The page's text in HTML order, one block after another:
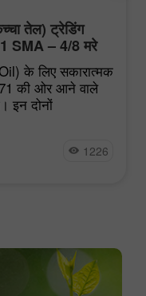
तेल) ट्रेडिंग
SMA – 4/8 मरे
के लिए सकारात्मक
की ओर आने वाले
इन दोनों
1226